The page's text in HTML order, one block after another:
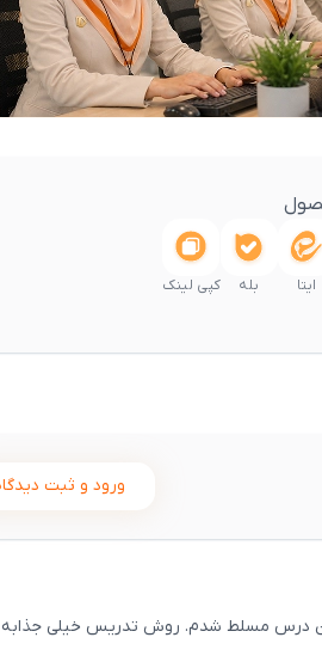
ایتا بله کپی لینک
ورود و ثبت
این درس مسلط شدم. روش تدریس خیلی